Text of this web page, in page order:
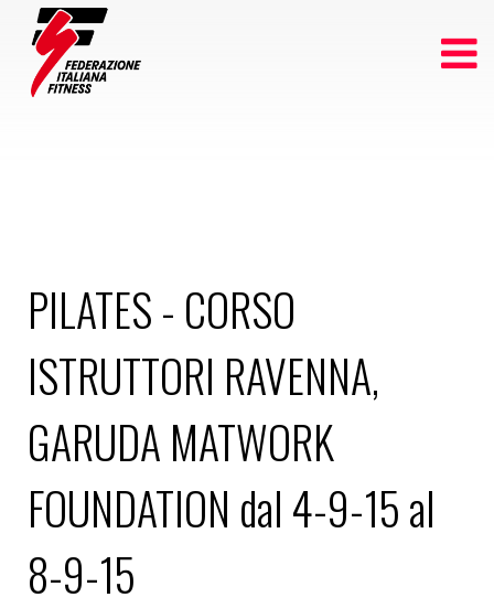
PILATES - CORSO
ISTRUTTORI RAVENNA,
GARUDA MATWORK
FOUNDATION dal 4-9-15 al
8-9-15